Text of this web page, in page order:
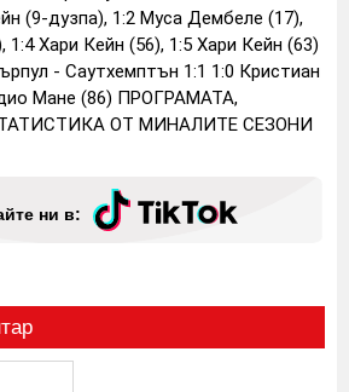
(9-дузпа), 1:2 Муса Дембеле (17),
1:4 Хари Кейн (56), 1:5 Хари Кейн (63)
- Саутхемптън 1:1 1:0 Кристиан
Мане (86) ПРОГРАМАТА,
ОТ МИНАЛИТЕ СЕЗОНИ
ни в: